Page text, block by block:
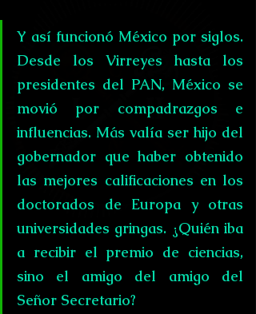
Y así funcionó México por siglos.
Desde los Virreyes hasta los
presidentes del PAN, México se
movió por compadrazgos e
influencias. Más valía ser hijo del
gobernador que haber obtenido
las mejores calificaciones en los
doctorados de Europa y otras
universidades gringas. ¿Quién iba
a recibir el premio de ciencias,
sino el amigo del amigo del
Señor Secretario?